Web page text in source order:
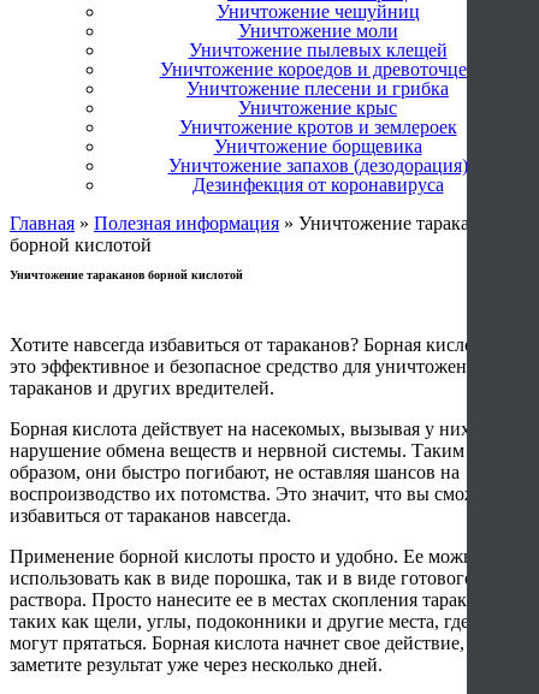
Уничтожение чешуйниц
Уничтожение моли
Уничтожение пылевых клещей
Уничтожение короедов и древоточцев
Уничтожение плесени и грибка
Уничтожение крыс
Уничтожение кротов и землероек
Уничтожение борщевика
Уничтожение запахов (дезодорация)
Дезинфекция от коронавируса
Главная » Полезная информация » Уничтожение тараканов
борной кислотой
Уничтожение тараканов борной кислотой
Хотите навсегда избавиться от тараканов? Борная кислота -
это эффективное и безопасное средство для уничтожения
тараканов и других вредителей.
Борная кислота действует на насекомых, вызывая у них
нарушение обмена веществ и нервной системы. Таким
образом, они быстро погибают, не оставляя шансов на
воспроизводство их потомства. Это значит, что вы сможете
избавиться от тараканов навсегда.
Применение борной кислоты просто и удобно. Ее можно
использовать как в виде порошка, так и в виде готового
раствора. Просто нанесите ее в местах скопления тараканов,
таких как щели, углы, подоконники и другие места, где они
могут прятаться. Борная кислота начнет свое действие, и вы
заметите результат уже через несколько дней.